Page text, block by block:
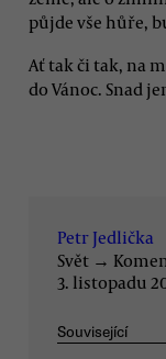
půjde vše hůře,
Ať tak či tak, na
do Vánoc. Snad
Petr Jedlička
Svět →
3. listopadu
Související